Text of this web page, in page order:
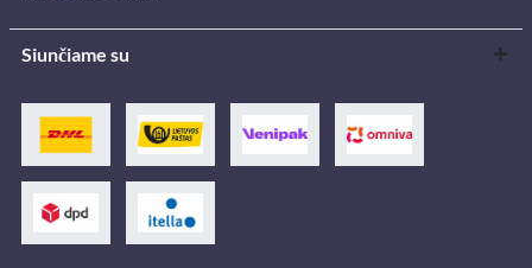
Siunčiame su